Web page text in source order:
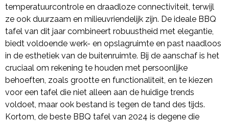
temperatuurcontrole en draadloze connectiviteit, terwijl
ze ook duurzaam en milieuvriendelijk zijn. De ideale BBQ
tafel van dit jaar combineert robuustheid met elegantie,
biedt voldoende werk- en opslagruimte en past naadloos
in de esthetiek van de buitenruimte. Bij de aanschaf is het
cruciaal om rekening te houden met persoonlijke
behoeften, zoals grootte en functionaliteit, en te kiezen
voor een tafel die niet alleen aan de huidige trends
voldoet, maar ook bestand is tegen de tand des tijds.
Kortom, de beste BBQ tafel van 2024 is degene die